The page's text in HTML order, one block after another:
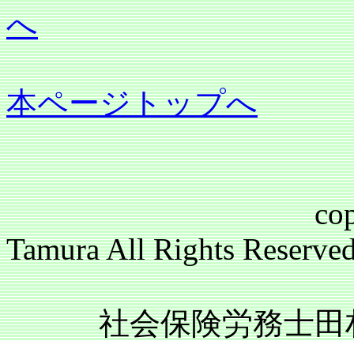
へ
本ページトップへ
Tamura All Rights
社会保険労務士田